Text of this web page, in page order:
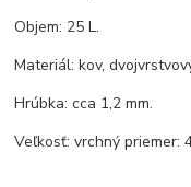
Objem: 25 L.
Materiál: kov,
Hrúbka: cca 1,2 mm.
Veľkosť: vrchný priemer: